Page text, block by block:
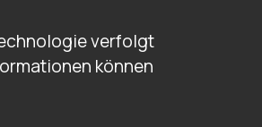
verfolgt
können